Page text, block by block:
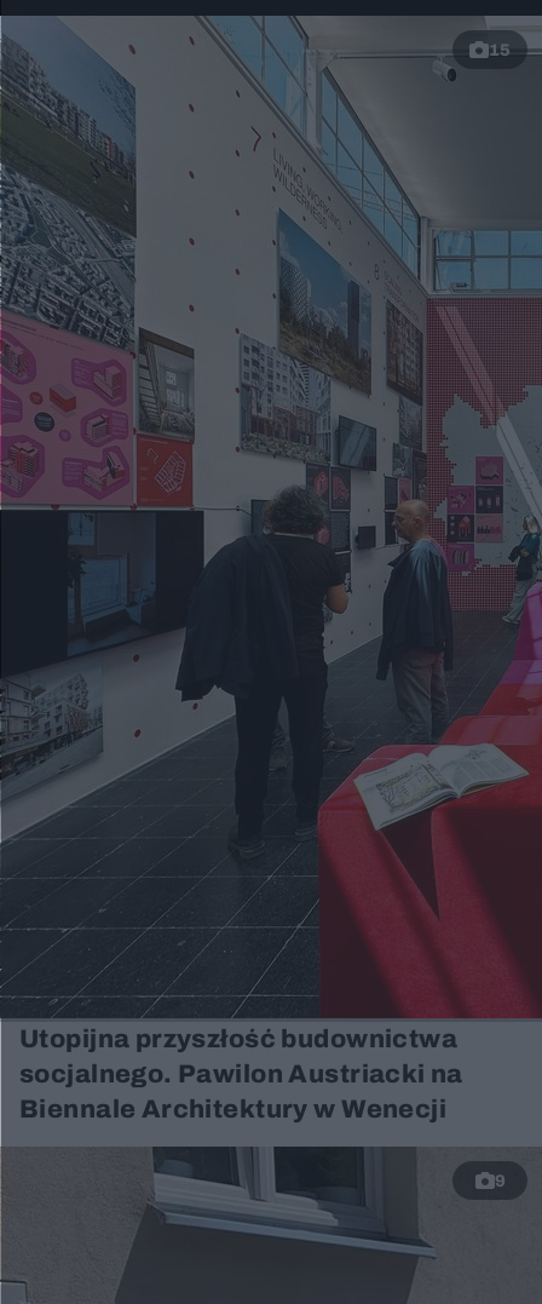
15
Utopijna przyszłość budownictwa
socjalnego. Pawilon Austriacki na
Biennale Architektury w Wenecji
9